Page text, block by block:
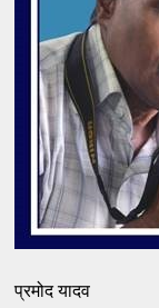
प्रमोद यादव